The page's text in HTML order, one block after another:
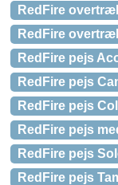
RedFire
RedFire
RedFire pejs
RedFire pejs
RedFire pejs
RedFire pejs
RedFire pejs
RedFire pejs